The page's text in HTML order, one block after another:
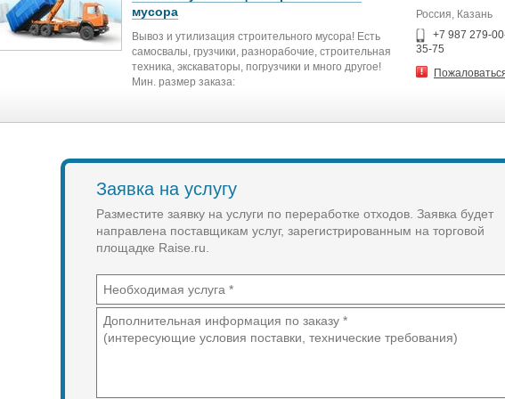
мусора
Вывоз и утилизация строительного мусора! Есть
самосвалы, грузчики, разнорабочие, строительная
техника, экскаваторы, погрузчики и много другое!
Мин. размер заказа:
Россия, Казань
+7 987 279-
35-75
Заявка на услугу
Разместите заявку на услуги по переработке отходов. Заявка будет
направлена поставщикам услуг, зарегистрированным на торговой
площадке Raise.ru.